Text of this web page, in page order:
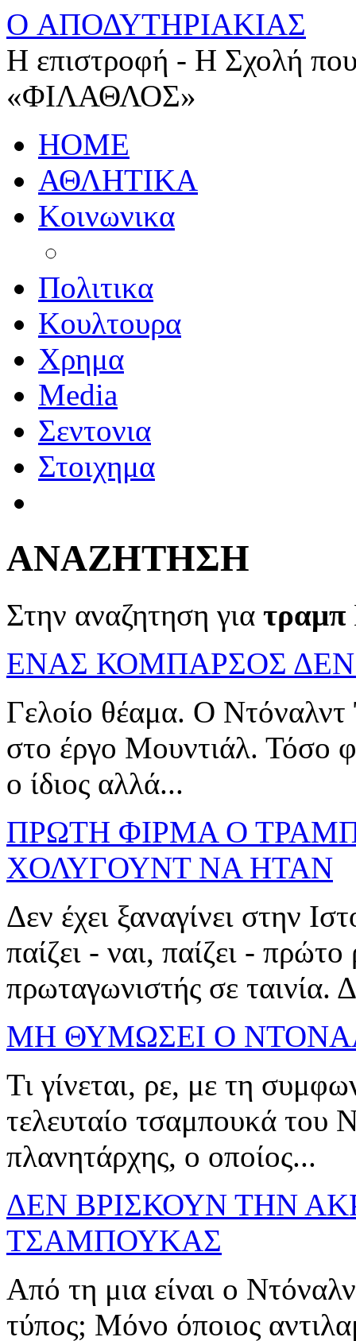
O ΑΠΟΔΥΤΗΡΙΑΚΙΑΣ
Η επιστροφή - Η Σχολή
«ΦΙΛΑΘΛΟΣ»
HOME
ΑΘΛΗΤΙΚΑ
Κοινωνικα
Πολιτικα
Κουλτουρα
Χρημα
Media
Σεντονια
Στοιχημα
ΑΝΑΖΗΤΗΣΗ
Στην αναζητηση για τραμπ
ΕΝΑΣ ΚΟΜΠΑΡΣΟΣ ΔΕΝ
Γελοίο θέαμα. Ο Ντόναλντ
στο έργο Μουντιάλ. Τόσο
ο ίδιος αλλά...
ΠΡΩΤΗ ΦΙΡΜΑ Ο
ΧΟΛΥΓΟΥΝΤ ΝΑ ΗΤΑΝ
Δεν έχει ξαναγίνει στην
παίζει - ναι, παίζει - πρώτο
πρωταγωνιστής σε ταινία.
ΜΗ ΘΥΜΩΣΕΙ Ο
Τι γίνεται, ρε, με τη
τελευταίο τσαμπουκά του
πλανητάρχης, ο οποίος...
ΔΕΝ ΒΡΙΣΚΟΥΝ ΤΗΝ
ΤΣΑΜΠΟΥΚΑΣ
Από τη μια είναι ο
τύπος; Μόνο όποιος